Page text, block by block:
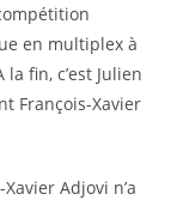
en multiplex à
fin, c’est Julien
François-Xavier
Adjovi n’a